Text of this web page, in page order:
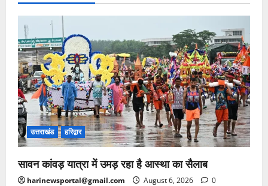
उत्तराखंड हरिद्वार
सावन कांवड़ यात्रा में उमड़ रहा है आस्था का सैलाब
harinewsportal@gmail.com August 6, 2026 0